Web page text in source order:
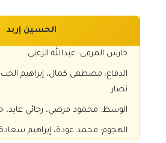
الحسين إربد
حارس المرمى: عبدالله الزعبي
الدفاع: مصطفى كمال، إبراهيم الخب،
نصار
الوسط: محمود مرضي، رجائي عايد،
الهجوم: محمد عودة، إبراهيم